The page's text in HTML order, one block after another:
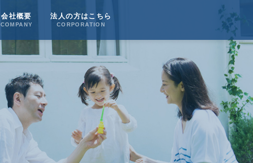
会社概要
COMPANY
法人の方はこちら
CORPORATION